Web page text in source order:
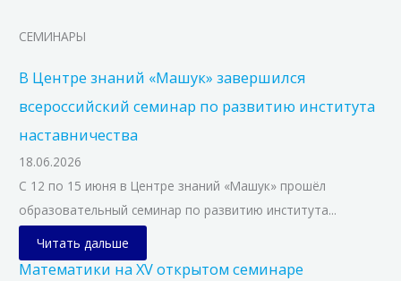
СЕМИНАРЫ
В Центре знаний «Машук» завершился
всероссийский семинар по развитию института
наставничества
18.06.2026
С 12 по 15 июня в Центре знаний «Машук» прошёл
образовательный семинар по развитию института...
Читать дальше
Математики на XV открытом семинаре